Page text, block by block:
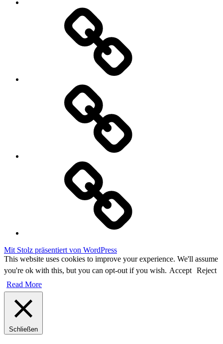
Datenschutzerklärung
Mit Stolz präsentiert von WordPress
This website uses cookies to improve your experience. We'll assume
you're ok with this, but you can opt-out if you wish. Accept Reject
Read More
Schließen